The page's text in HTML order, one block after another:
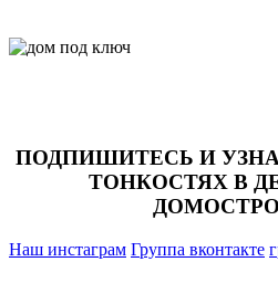
ПОДПИШИТЕСЬ И
ТОНКОСТЯХ В
Наш инстаграм Группа вконтакте